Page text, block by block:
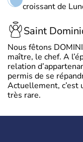
croissant de
Saint
Nous fêtons
maître, le chef. A
relation
permis de se
Actuellement, c’est
très rare.